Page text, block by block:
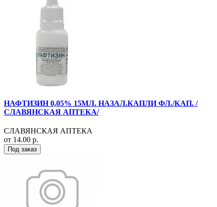
НАФТИЗИН 0,05% 15МЛ. НАЗАЛ.КАПЛИ ФЛ./КАП. /
СЛАВЯНСКАЯ АПТЕКА/
СЛАВЯНСКАЯ АПТЕКА
от 14.00 р.
Под заказ